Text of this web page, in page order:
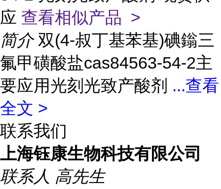
应 查看相似产品 >
简介 双(4-叔丁基苯基)碘鎓三
氟甲磺酸盐cas84563-54-2主
要应用光刻光致产酸剂 ...查看
全文 >
联系我们
上海钰康生物科技有限公司
联系人 高先生